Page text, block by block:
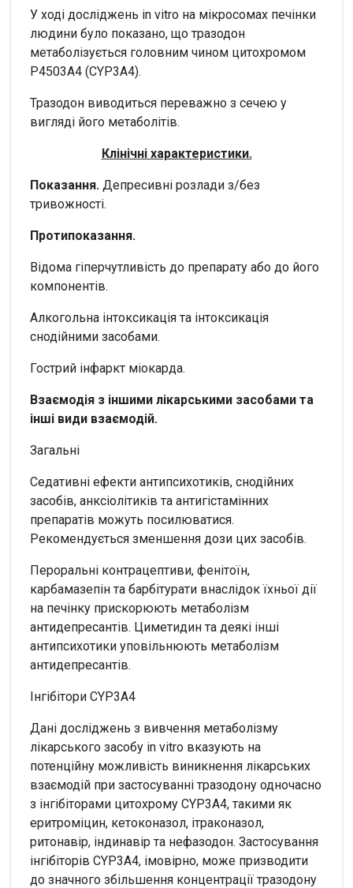
У ході досліджень in vitro на мікросомах печінки
людини було показано, що тразодон
метаболізується головним чином цитохромом
P4503A4 (CYP3A4).
Тразодон виводиться переважно з сечею у
вигляді його метаболітів.
Клінічні характеристики.
Показання. Депресивні розлади з/без
тривожності.
Протипоказання.
Відома гіперчутливість до препарату або до його
компонентів.
Алкогольна інтоксикація та інтоксикація
снодійними засобами.
Гострий інфаркт міокарда.
Взаємодія з іншими лікарськими засобами та
інші види взаємодій.
Загальні
Седативні ефекти антипсихотиків, снодійних
засобів, анксіолітиків та антигістамінних
препаратів можуть посилюватися.
Рекомендується зменшення дози цих засобів.
Пероральні контрацептиви, фенітоїн,
карбамазепін та барбітурати внаслідок їхньої дії
на печінку прискорюють метаболізм
антидепресантів. Циметидин та деякі інші
антипсихотики уповільнюють метаболізм
антидепресантів.
Інгібітори CYP3A4
Дані досліджень з вивчення метаболізму
лікарського засобу in vitro вказують на
потенційну можливість виникнення лікарських
взаємодій при застосуванні тразодону одночасно
з інгібіторами цитохрому CYP3A4, такими як
еритроміцин, кетоконазол, ітраконазол,
ритонавір, індинавір та нефазодон. Застосування
інгібіторів CYP3A4, імовірно, може призводити
до значного збільшення концентрації тразодону